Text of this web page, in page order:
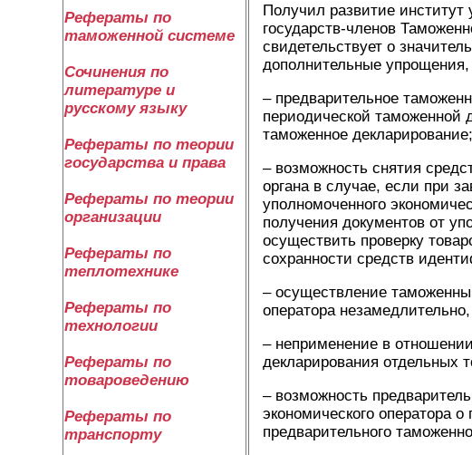
Рефераты по
таможенной системе
Сочинения по
литературе и
русскому языку
Рефераты по теории
государства и права
Рефераты по теории
организации
Рефераты по
теплотехнике
Рефераты по
технологии
Рефераты по
товароведению
Рефераты по
транспорту
Получил развитие институт
государств-членов
свидетельствует о
дополнительные
– предварительное
периодической таможенной
таможенное декларирование;
– возможность снятия
органа в случае, если при
уполномоченного
получения документов от
осуществить проверку
сохранности средств
– осуществление
оператора
– неприменение в
декларирования отдельных
– возможность
экономического оператора
предварительного